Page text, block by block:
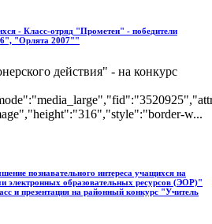
- Класс-отряд "Прометеи" - победители
"Орлята 2007""
действия" - на конкурс
w...
познавательного интереса учащихся на
электронных образовательных ресурсов (ЭОР)"
и презентация на районный конкурс "Учитель